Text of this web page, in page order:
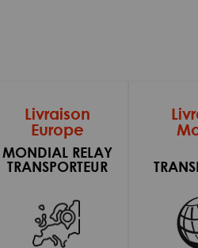
Livraison
Europe
MONDIAL RELAY
TRANSPORTEUR